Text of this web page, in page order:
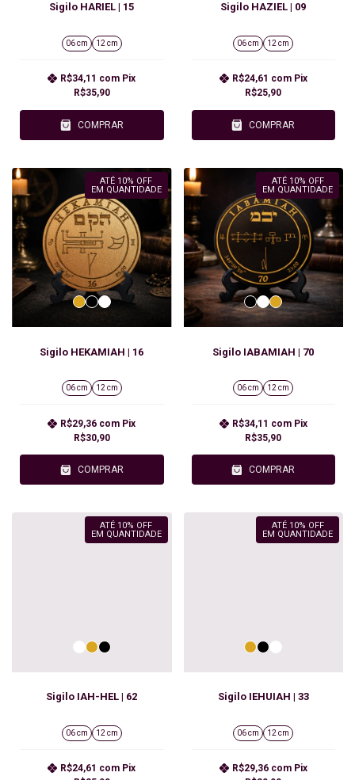
Sigilo HARIEL | 15
06 cm 12 cm
R$35,90
R$34,11 com Pix
COMPRAR
Sigilo HAZIEL | 09
06 cm 12 cm
R$25,90
R$24,61 com Pix
COMPRAR
ATÉ 10% OFF
EM QUANTIDADE
Sigilo HEKAMIAH | 16
06 cm 12 cm
R$30,90
R$29,36 com Pix
COMPRAR
ATÉ 10% OFF
EM QUANTIDADE
Sigilo IABAMIAH | 70
06 cm 12 cm
R$35,90
R$34,11 com Pix
COMPRAR
ATÉ 10% OFF
EM QUANTIDADE
Sigilo IAH-HEL | 62
06 cm 12 cm
R$24,61 com Pix
ATÉ 10% OFF
EM QUANTIDADE
Sigilo IEHUIAH | 33
06 cm 12 cm
R$29,36 com Pix